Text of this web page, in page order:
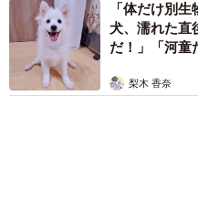
「体だけ別
犬、濡れた
だ！」「河童
梨木 香奈